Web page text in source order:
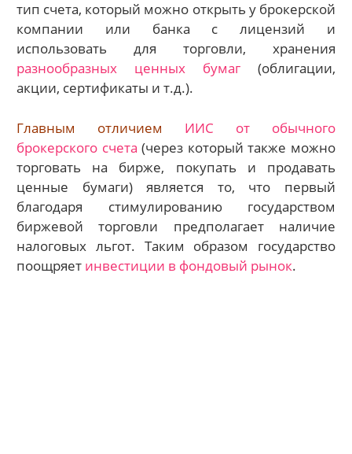
тип счета, который можно открыть у брокерской
компании или банка с лицензий и
использовать для торговли, хранения
разнообразных ценных бумаг(облигации,
акции, сертификаты и т.д.).
Главным отличием ИИС от обычного
брокерского счета (через который также можно
торговать на бирже, покупать и продавать
ценные бумаги) является то, что первый
благодаря стимулированию государством
биржевой торговли предполагает наличие
налоговых льгот. Таким образом государство
поощряет инвестиции в фондовый рынок.